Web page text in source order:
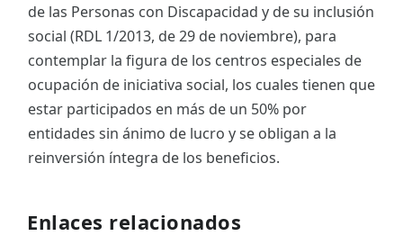
de las Personas con Discapacidad y de su inclusión
social (RDL 1/2013, de 29 de noviembre), para
contemplar la figura de los centros especiales de
ocupación de iniciativa social, los cuales tienen que
estar participados en más de un 50% por
entidades sin ánimo de lucro y se obligan a la
reinversión íntegra de los beneficios.
Enlaces relacionados